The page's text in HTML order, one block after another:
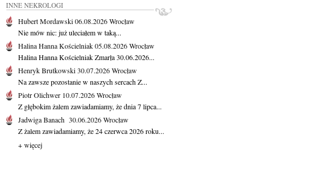
INNE NEKROLOGI
Hubert Mordawski06.08.2026Wrocław
Nie mów nic: już uleciałem w taką...
Halina Hanna Kościelniak05.08.2026Wrocław
Halina Hanna Kościelniak Zmarła 30.06.2026...
Henryk Brutkowski30.07.2026Wrocław
Na zawsze pozostanie w naszych sercach Z...
Piotr Olichwer 10.07.2026Wrocław
Z głębokim żalem zawiadamiamy, że dnia 7 lipca...
Jadwiga Banach 30.06.2026Wrocław
Z żalem zawiadamiamy, że 24 czerwca 2026 roku...
+ więcej